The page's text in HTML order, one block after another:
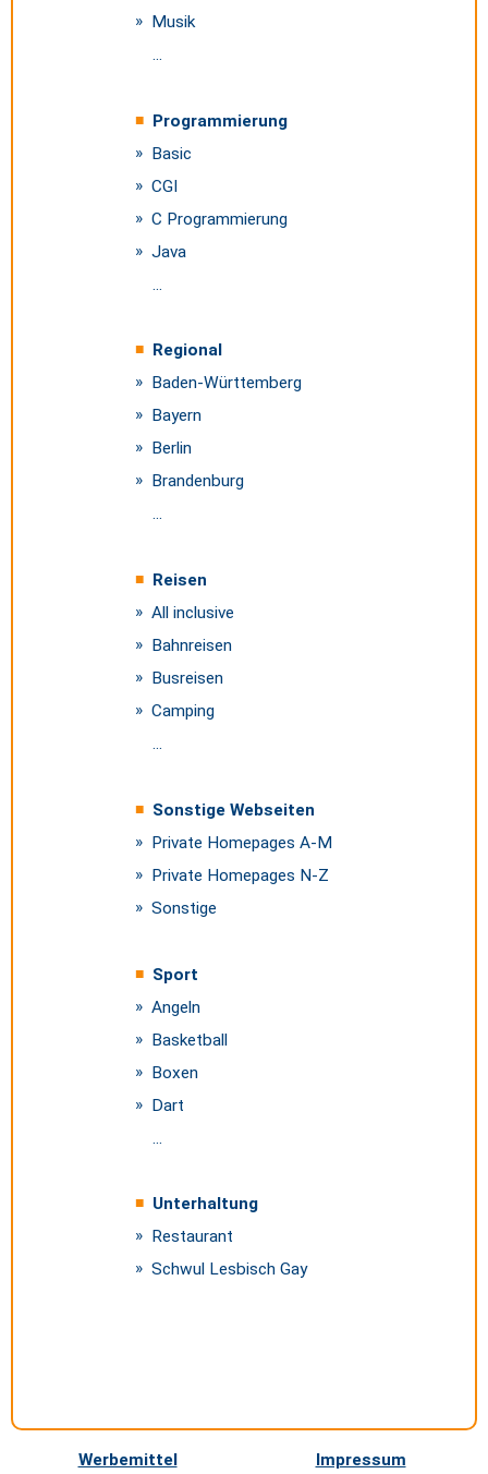
Musik
...
Programmierung
Basic
CGI
C Programmierung
Java
Regional
Baden-Württemberg
Bayern
Berlin
Brandenburg
...
Reisen
All inclusive
Bahnreisen
Busreisen
Camping
...
Sonstige Webseiten
Private Homepages A-M
Private Homepages N-Z
Sonstige
Sport
Angeln
Basketball
Boxen
Dart
...
Unterhaltung
Restaurant
Schwul Lesbisch Gay
Werbemittel Impressum